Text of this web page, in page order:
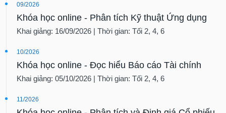
09/2026
Khóa học online - Phân tích Kỹ thuật Ứng dụng
Khai giảng: 16/09/2026 | Thời gian: Tối 2, 4, 6
10/2026
Khóa học online - Đọc hiểu Báo cáo Tài chính
Khai giảng: 05/10/2026 | Thời gian: Tối 2, 4, 6
11/2026